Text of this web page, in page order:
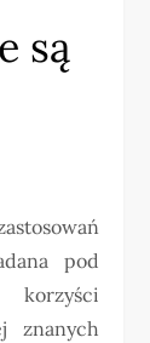
są
pod
znanych